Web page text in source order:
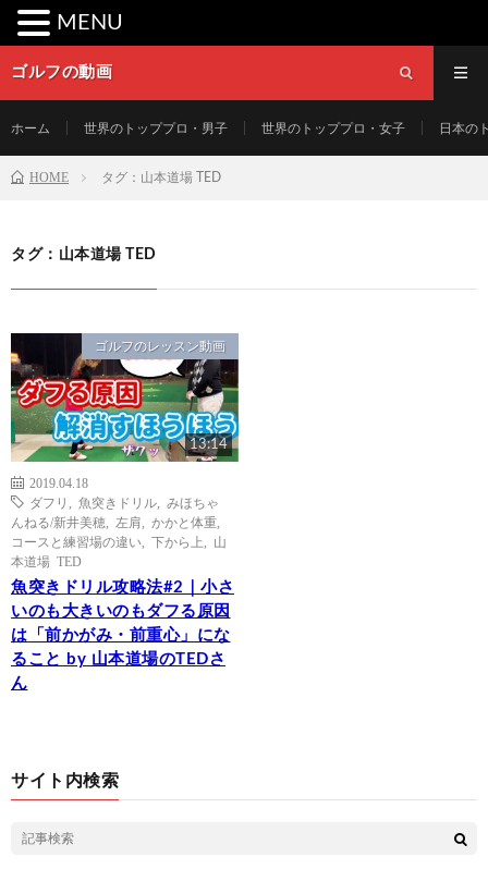
ゴルフの動画
ホーム 世界のトッププロ・男子 世界のトッププロ・女子 日本の
HOME タグ：山本道場 TED
タグ：山本道場 TED
ゴルフのレッスン動画
13:14
2019.04.18
ダフリ
魚突きドリル
みほちゃ
んねる/新井美穂
左肩 かかと体重
コースと練習場の違い
下から上
山
本道場 TED
魚突きドリル攻略法#2｜小さ
いのも大きいのもダフる原因
は「前かがみ・前重心」にな
ること by 山本道場のTEDさ
ん
サイト内検索
MENU